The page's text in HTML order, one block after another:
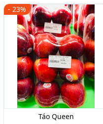
- 23%
Táo Queen